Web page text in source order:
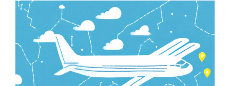
Zeige
grösseres